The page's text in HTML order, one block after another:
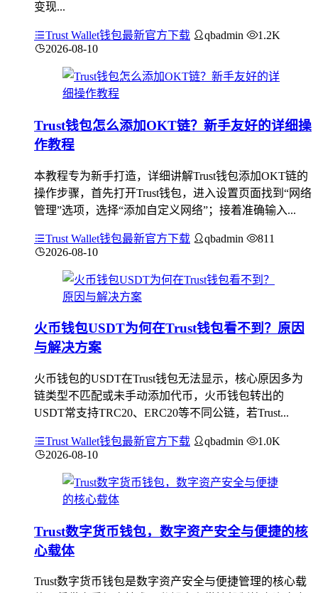
变现...
Trust Wallet钱包最新官方下载 qbadmin
1.2K
2026-08-10
Trust钱包怎么添加OKT链？新手友好的详细操
作教程
本教程专为新手打造，详细讲解Trust钱包添加OKT链的
操作步骤，首先打开Trust钱包，进入设置页面找到“网络
管理”选项，选择“添加自定义网络”；接着准确输入...
Trust Wallet钱包最新官方下载 qbadmin
811
2026-08-10
火币钱包USDT为何在Trust钱包看不到？原因
与解决方案
火币钱包的USDT在Trust钱包无法显示，核心原因多为
链类型不匹配或未手动添加代币，火币钱包转出的
USDT常支持TRC20、ERC20等不同公链，若Trust...
Trust Wallet钱包最新官方下载 qbadmin
1.0K
2026-08-10
Trust数字货币钱包，数字资产安全与便捷的核
心载体
Trust数字货币钱包是数字资产安全与便捷管理的核心载